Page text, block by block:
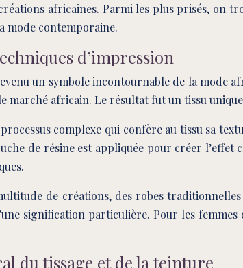
africaines. Parmi les plus prisés, on
mode contemporaine.
d’impression
un symbole incontournable de la mode
marché africain. Le résultat fut un tissu
complexe qui confère au tissu sa
de résine est appliquée pour créer
de créations, des robes
signification particulière. Pour les
du tissage et de la teinture